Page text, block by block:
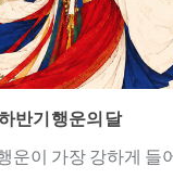
반기 행운의 달
운이 가장 강하게 들